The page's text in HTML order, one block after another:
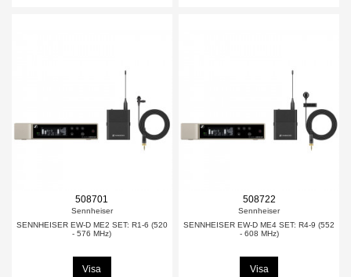
508701
Sennheiser
SENNHEISER EW-D ME2 SET: R1-6 (520
- 576 MHz)
Visa
508722
Sennheiser
SENNHEISER EW-D ME4 SET: R4-9 (552
- 608 MHz)
Visa